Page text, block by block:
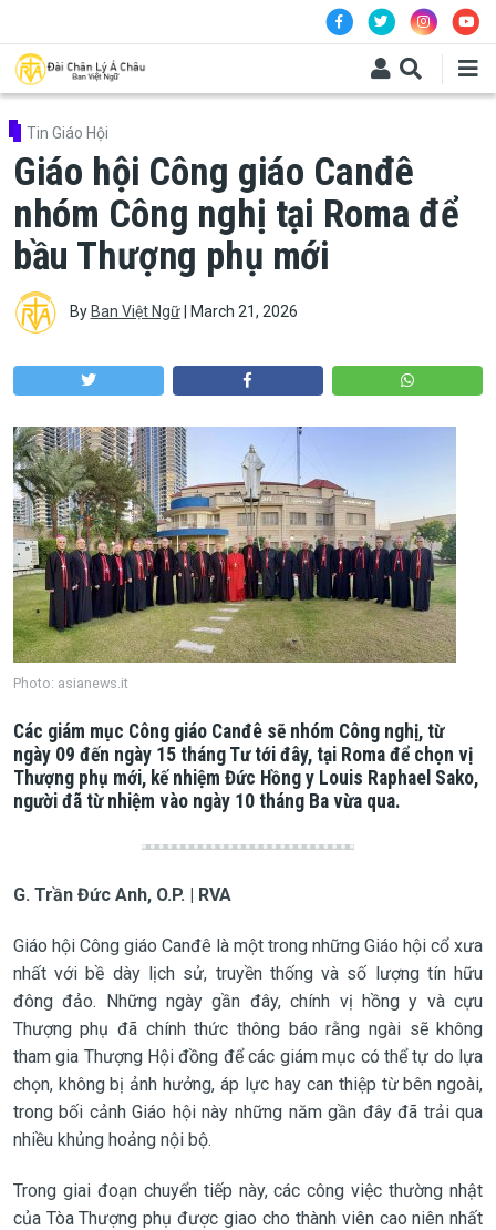
Tin Giáo Hội
Giáo hội Công giáo Canđê
nhóm Công nghị tại Roma để
bầu Thượng phụ mới
By Ban Việt Ngữ| March 21, 2026
Photo: asianews.it
Các giám mục Công giáo Canđê sẽ nhóm Công nghị, từ
ngày 09 đến ngày 15 tháng Tư tới đây, tại Roma để chọn vị
Thượng phụ mới, kế nhiệm Đức Hồng y Louis Raphael Sako,
người đã từ nhiệm vào ngày 10 tháng Ba vừa qua.
G. Trần Đức Anh, O.P. | RVA
Giáo hội Công giáo Canđê là một trong những Giáo hội cổ xưa
nhất với bề dày lịch sử, truyền thống và số lượng tín hữu
đông đảo. Những ngày gần đây, chính vị hồng y và cựu
Thượng phụ đã chính thức thông báo rằng ngài sẽ không
tham gia Thượng Hội đồng để các giám mục có thể tự do lựa
chọn, không bị ảnh hưởng, áp lực hay can thiệp từ bên ngoài,
trong bối cảnh Giáo hội này những năm gần đây đã trải qua
nhiều khủng hoảng nội bộ.
Trong giai đoạn chuyển tiếp này, các công việc thường nhật
của Tòa Thượng phụ được giao cho thành viên cao niên nhất